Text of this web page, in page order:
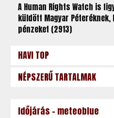
A Human Rights Watch is
küldött Magyar
pénzeket (2913)
HAVI TOP
NÉPSZERŰ TARTALMAK
Időjárás - meteoblue